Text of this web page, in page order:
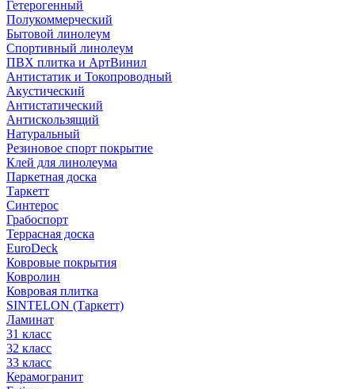
Гетерогенный
Полукоммерческий
Бытовой линолеум
Спортивный линолеум
ПВХ плитка и АртВинил
Антистатик и Токопроводный
Акустический
Антистатический
Антискользящий
Натуральный
Резиновое спорт покрытие
Клей для линолеума
Паркетная доска
Таркетт
Синтерос
Грабоспорт
Террасная доска
EuroDeck
Ковровые покрытия
Ковролин
Ковровая плитка
SINTELON (Таркетт)
Ламинат
31 класс
32 класс
33 класс
Керамогранит